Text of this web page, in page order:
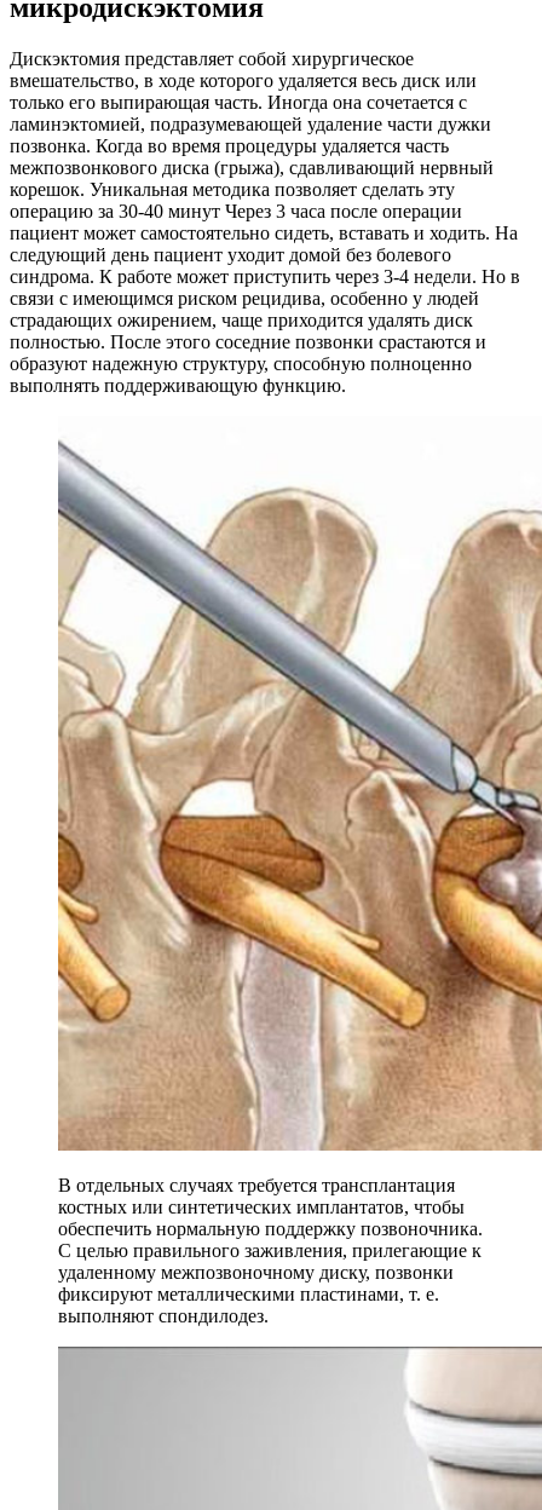
микродискэктомия
Дискэктомия представляет собой хирургическое
вмешательство, в ходе которого удаляется весь диск или
только его выпирающая часть. Иногда она сочетается с
ламинэктомией, подразумевающей удаление части дужки
позвонка. Когда во время процедуры удаляется часть
межпозвонкового диска (грыжа), сдавливающий нервный
корешок. Уникальная методика позволяет сделать эту
операцию за 30-40 минут Через 3 часа после операции
пациент может самостоятельно сидеть, вставать и ходить. На
следующий день пациент уходит домой без болевого
синдрома. К работе может приступить через 3-4 недели. Но в
связи с имеющимся риском рецидива, особенно у людей
страдающих ожирением, чаще приходится удалять диск
полностью. После этого соседние позвонки срастаются и
образуют надежную структуру, способную полноценно
выполнять поддерживающую функцию.
В отдельных случаях требуется трансплантация
костных или синтетических имплантатов, чтобы
обеспечить нормальную поддержку позвоночника.
С целью правильного заживления, прилегающие к
удаленному межпозвоночному диску, позвонки
фиксируют металлическими пластинами, т. е.
выполняют спондилодез.